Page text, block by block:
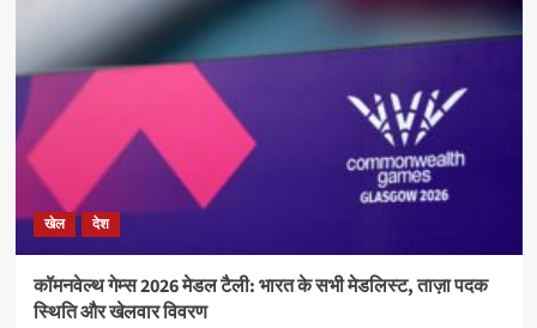
खेल देश
कॉमनवेल्थ गेम्स 2026 मेडल टैली: भारत के सभी मेडलिस्ट, ताज़ा पदक
स्थिति और खेलवार विवरण